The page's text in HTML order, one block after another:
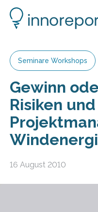
Seminare Workshops
Gewinn
Risiken
16 August 2010